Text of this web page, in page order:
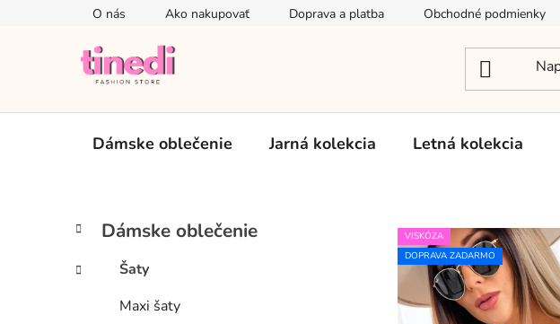
O nás Ako nakupovať Doprava a platba Obchodné podmienky
Dámske oblečenie Jarná kolekcia Letná kolekcia
B
č
Preskočiť
kategórie
K
a
e
Dámske oblečenie
Šaty
Maxi šaty
VISKÓZA
DOPRAVA ZADARMO